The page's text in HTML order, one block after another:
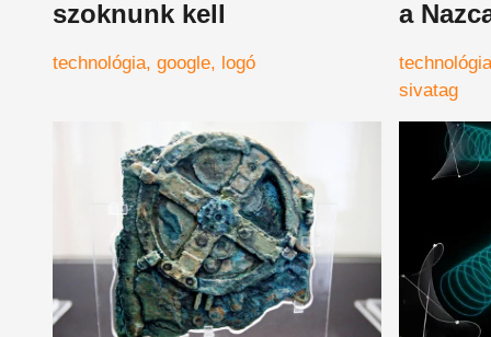
szoknunk kell
technológia google logó
a
észre
technológia
sivatag